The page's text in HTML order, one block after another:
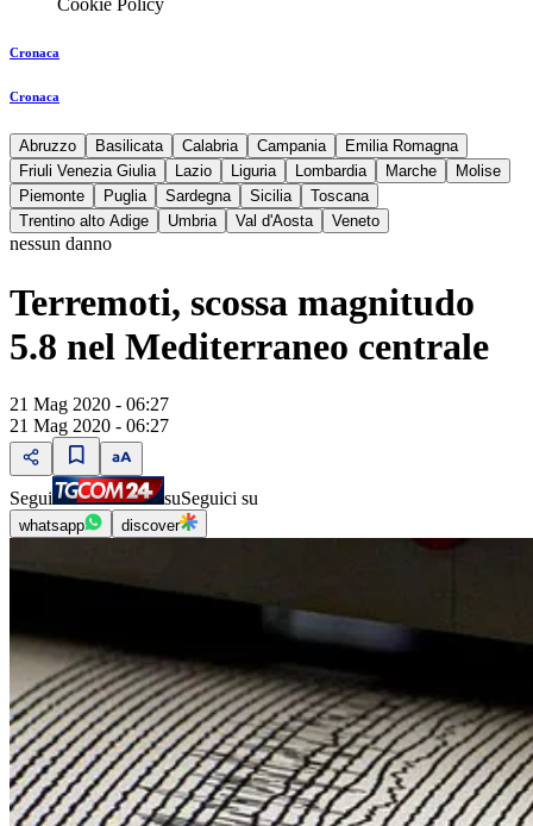
Cookie Policy
Cronaca
Cronaca
Abruzzo Basilicata Calabria Campania
Emilia Romagna
Friuli Venezia Giulia
Lazio Liguria Lombardia Marche
Molise
Piemonte
Puglia Sardegna Sicilia
Toscana
Trentino alto Adige
Umbria Val d'Aosta Veneto
nessun danno
Terremoti, scossa magnitudo
5.8 nel Mediterraneo centrale
21 Mag 2020 - 06:27
21 Mag 2020 - 06:27
Segui suSeguici su
whatsapp discover